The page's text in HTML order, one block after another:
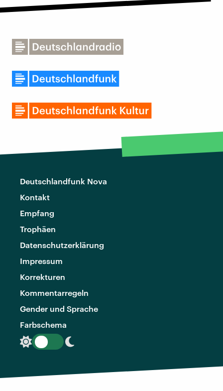
Deutschlandfunk Nova
Kontakt
Empfang
Trophäen
Datenschutzerklärung
Impressum
Korrekturen
Kommentarregeln
Gender und Sprache
Farbschema